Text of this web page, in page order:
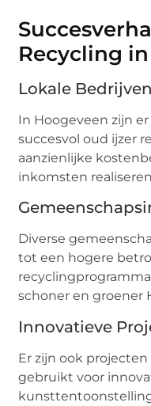
Recycling
Lokale
In Hoogeveen zijn
succesvol oud ijzer
aanzienlijke
inkomsten
Diverse
tot een hogere
schoner en groener
Innovatieve
Er zijn ook
gebruikt voor